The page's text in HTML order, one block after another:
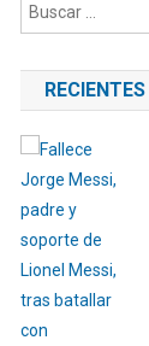
RECIENTES